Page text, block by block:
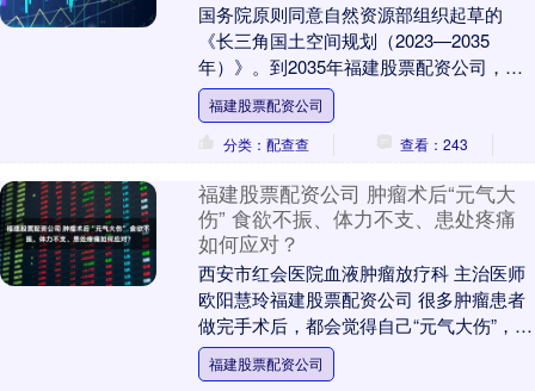
国务院原则同意自然资源部组织起草的
《长三角国土空间规划（2023—2035
年）》。到2035年福建股票配资公司，长
三角耕地保有量不低于16148万亩福建股票
配资....
福建股票配资公司
分类：配查查
查看：243
福建股票配资公司 肿瘤术后“元气大
伤” 食欲不振、体力不支、患处疼痛
如何应对？
西安市红会医院血液肿瘤放疗科 主治医师
欧阳慧玲福建股票配资公司 很多肿瘤患者
做完手术后，都会觉得自己“元气大伤”，经
常出现没胃口吃饭、浑身没力气、伤口疼
这些情....
福建股票配资公司